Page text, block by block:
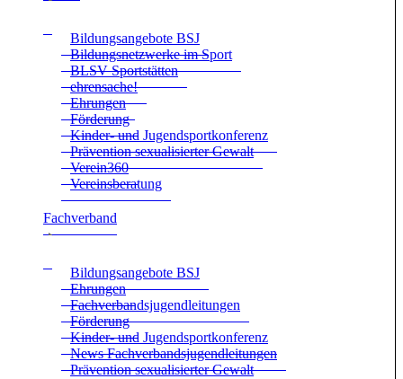
Bil­dungs­an­ge­bote BSJ
Bil­dungs­netz­werke im Sport
BLSV Sport­stät­ten
ehren­sa­che!
Ehrun­gen
För­de­rung
Kin­der- und Jugend­sport­kon­fe­renz
Prä­ven­tion sexua­li­sier­ter Gewalt
Verein360
Ver­eins­be­ra­tung
Fach­ver­band
Bil­dungs­an­ge­bote BSJ
Ehrun­gen
Fach­ver­bands­ju­gend­lei­tun­gen
För­de­rung
Kin­der- und Jugend­sport­kon­fe­renz
News Fach­ver­bands­ju­gend­lei­tun­gen
Prä­ven­tion sexua­li­sier­ter Gewalt